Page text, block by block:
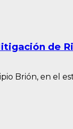
de
Brión, en el